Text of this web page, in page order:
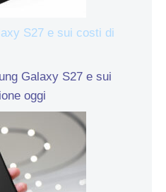
S27 e sui costi di
Galaxy S27 e sui
oggi